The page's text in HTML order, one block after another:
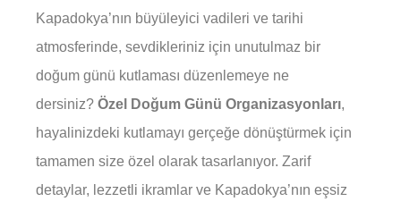
Kapadokya’nın büyüleyici vadileri ve tarihi
atmosferinde, sevdikleriniz için unutulmaz bir
doğum günü kutlaması düzenlemeye ne
dersiniz? Özel Doğum Günü Organizasyonları,
hayalinizdeki kutlamayı gerçeğe dönüştürmek için
tamamen size özel olarak tasarlanıyor. Zarif
detaylar, lezzetli ikramlar ve Kapadokya’nın eşsiz